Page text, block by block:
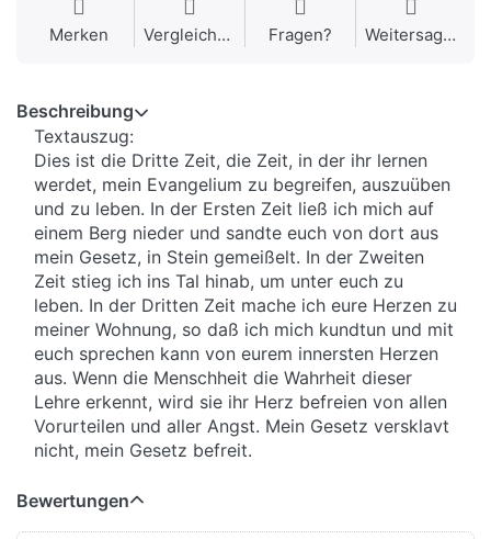
Merken Vergleichen Fragen? Weitersagen
Beschreibung
Textauszug:
Dies ist die Dritte Zeit, die Zeit, in der ihr lernen
werdet, mein Evangelium zu begreifen, auszuüben
und zu leben. In der Ersten Zeit ließ ich mich auf
einem Berg nieder und sandte euch von dort aus
mein Gesetz, in Stein gemeißelt. In der Zweiten
Zeit stieg ich ins Tal hinab, um unter euch zu
leben. In der Dritten Zeit mache ich eure Herzen zu
meiner Wohnung, so daß ich mich kundtun und mit
euch sprechen kann von eurem innersten Herzen
aus. Wenn die Menschheit die Wahrheit dieser
Lehre erkennt, wird sie ihr Herz befreien von allen
Vorurteilen und aller Angst. Mein Gesetz versklavt
nicht, mein Gesetz befreit.
Bewertungen